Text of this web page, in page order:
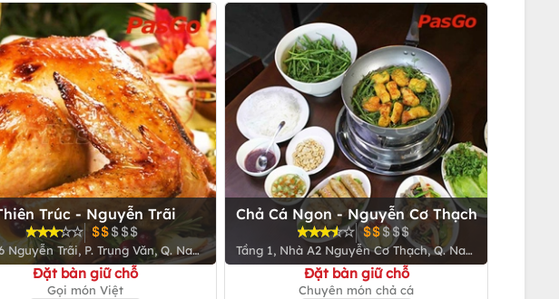
Trúc - Nguyễn Trãi
Nguyễn Trãi, P. Trung Văn, Q. Nam
Từ Liêm
Đặt bàn giữ chỗ
Gọi món Việt
Chả Cá Ngon - Nguyễn Cơ Thạch
Tầng 1, Nhà A2 Nguyễn Cơ Thạch, Q. Nam
Từ Liêm
Đặt bàn giữ chỗ
Chuyên món chả cá